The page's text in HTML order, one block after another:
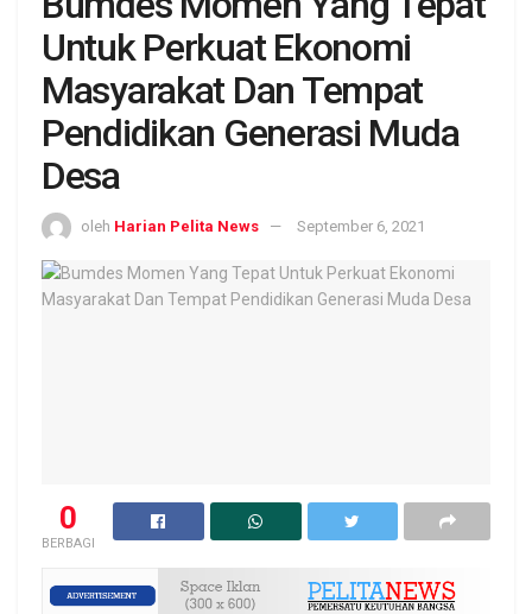
Untuk Perkuat Ekonomi
Masyarakat Dan Tempat
Pendidikan Generasi Muda
Desa
oleh Harian Pelita News September 6, 2021
0
BERBAGI